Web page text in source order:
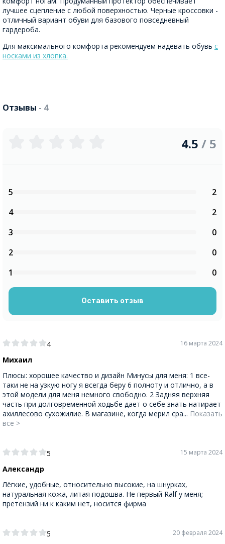
лучшее сцепление с любой поверхностью. Черные кроссовки -
отличный вариант обуви для базового повседневный
гардероба.
Для максимального комфорта рекомендуем надевать обувь с
носками из хлопка.
Отзывы - 4
4
Михаил
16 марта 2024
Плюсы: хорошее качество и дизайн Минусы для меня: 1 все-
таки не на узкую ногу я всегда беру 6 полноту и отлично, а в
этой модели для меня немного свободно. 2 Задняя верхняя
часть при долговременной ходьбе дает о себе знать натирает
ахиллесово сухожилие. В магазине, когда мерил сра... Показать
все >
5
Александр
15 марта 2024
Лёгкие, удобные, относительно высокие, на шнурках,
натуральная кожа, литая подошва. Не первый Ralf у меня;
претензий ни к каким нет, носится фирма
5
20 февраля 2024
4.5 / 5
5
2
4
2
3
0
2
0
1
0
Оставить отзыв